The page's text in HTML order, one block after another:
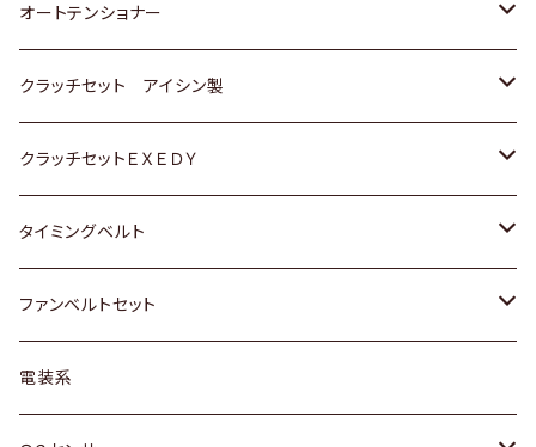
スバル
三菱
スバル
三菱
スバル
いすゞ
ダイハツ
マツダ
三菱
スバル
日野
GOLF
ＷＡＧＥＮ
アストロ（シボレー）
クライスラー
ＷＡＧＥＮ
ＶＯＬＶＯ
ホンダ
スズキ
日産
ダイハツ
マツダ
三菱
スズキ
ダイハツ
日産
ホンダ
マツダ
オートテンショナー
トヨタ
クラッチセット アイシン製
ホンダ
スズキ
ダイハツ
マツダ
クラッチセットＥＸＥＤＹ
ホンダ
スズキ
日産
タイミングベルト
トヨタ
スズキ
ファンベルトセット
トヨタ
電装系